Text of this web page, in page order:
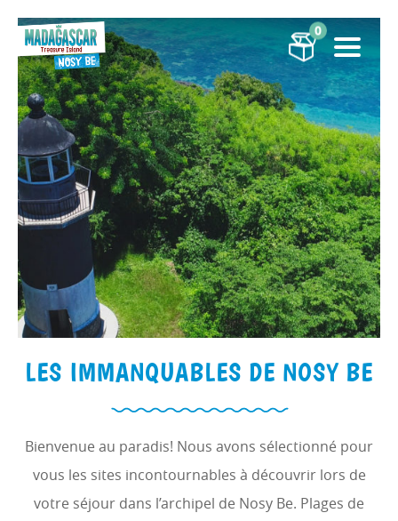
0
LES IMMANQUABLES DE NOSY BE
Bienvenue au paradis! Nous avons sélectionné pour
vous les sites incontournables à découvrir lors de
votre séjour dans l’archipel de Nosy Be. Plages de